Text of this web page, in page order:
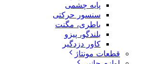
پایه چشمی
سنسور حرکتی
باطری، مگنت
بلندگو، پیزو
کاور دزدگیر
قطعات مونتاژ